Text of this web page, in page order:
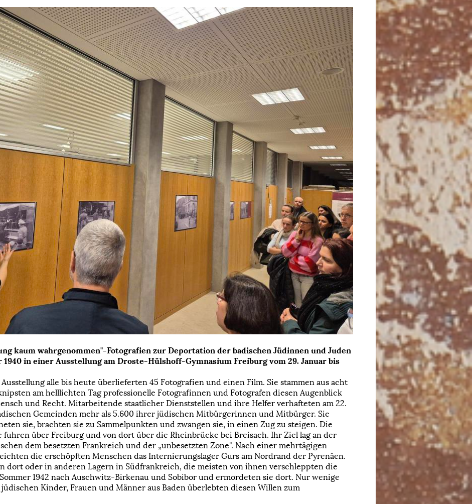
kaum wahrgenommen"-Fotografien zur Deportation der badischen Jüdinnen und Juden
1940 in einer Ausstellung am Droste-Hülshoff-Gymnasium Freiburg vom 29. Januar bis
alle bis heute überlieferten 45 Fotografien und einen Film. Sie stammen aus acht
am helllichten Tag professionelle Fotografinnen und Fotografen diesen Augenblick
und Recht. Mitarbeitende staatlicher Dienststellen und ihre Helfer verhafteten am 22.
Gemeinden mehr als 5.600 ihrer jüdischen Mitbürgerinnen und Mitbürger. Sie
sie, brachten sie zu Sammelpunkten und zwangen sie, in einen Zug zu steigen. Die
fuhren über Freiburg und von dort über die Rheinbrücke bei Breisach. Ihr Ziel lag an der
dem besetzten Frankreich und der „unbesetzten Zone". Nach einer mehrtägigen
die erschöpften Menschen das Internierungslager Gurs am Nordrand der Pyrenäen.
dort oder in anderen Lagern in Südfrankreich, die meisten von ihnen verschleppten die
1942 nach Auschwitz-Birkenau und Sobibor und ermordeten sie dort. Nur wenige
Kinder, Frauen und Männer aus Baden überlebten diesen Willen zum